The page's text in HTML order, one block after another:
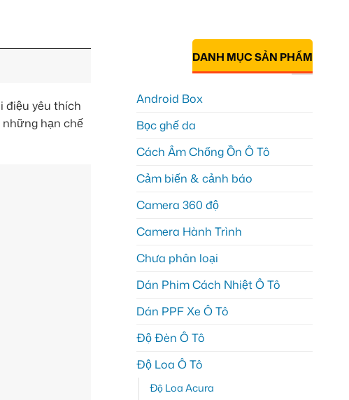
điệu yêu thích
hạn chế
DANH MỤC SẢN PHẨM
Android Box
Bọc ghế da
Cách Âm Chống Ồn Ô Tô
Cảm biến & cảnh báo
Camera 360 độ
Camera Hành Trình
Chưa phân loại
Dán Phim Cách Nhiệt Ô Tô
Dán PPF Xe Ô Tô
Độ Đèn Ô Tô
Độ Loa Ô Tô
Độ Loa Acura